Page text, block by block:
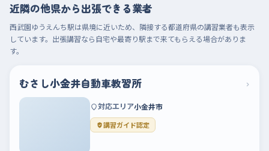
近隣の他県から出張できる業者
西武園ゆうえんち駅は県境に近いため、隣接する都道府県の講習業者も表示
しています。出張講習なら自宅や最寄り駅まで来てもらえる場合がありま
す。
むさし小金井自動車教習所 ›
対応エリア小金井市
講習ガイド認定